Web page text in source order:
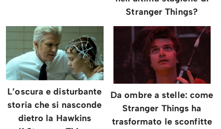
Stranger Things?
L’oscura e disturbante
storia che si nasconde
dietro la Hawkins
Da ombre a stelle: come
Stranger Things ha
trasformato le sconfitte